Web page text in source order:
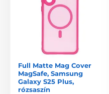
Full Matte Mag Cover
MagSafe, Samsung
Galaxy S25 Plus,
rózsaszín